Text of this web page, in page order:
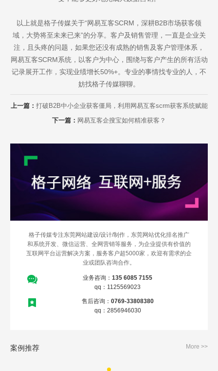
以上就是格子传媒关于“网易互客SCRM，深耕B2B市场获客领
域，大势将至未来已来”的分享。客户及销售管理，一直是企业关
注，且头疼的问题，如果您还没有成熟的销售及客户管理体系，
网易互客SCRM系统，以客户为中心，围绕与客户产生的所有活动
记录展开工作，实现业绩增长50%+。专业的事情找专业的人，不
妨找格子传媒聊聊。
上一篇： 打破B2B中小企业获客僵局，利用网易互客scrm获客系统赋能
下一篇： 网易互客企搜宝如何精准获客？
格子传媒专注东莞网站建设/设计/制作，东莞网站优化排名推广
和系统开发、微信运营、全网营销等服务，为企业提供有价值的
互联网平台运营解决方案，服务客户超5000家，欢迎有需求的企
业或团队咨询合作。
业务咨询： 135 6085 7155
qq：1125569023
售后咨询： 0769-33808380
qq：2856946030
案例推荐 More >>
Are you ready?
不怕就请留下您的需求及联系方式，我们会第一时间送上问候的。